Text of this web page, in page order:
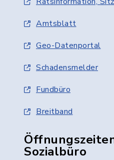
Amtsblatt
Geo-Datenportal
Schadensmelder
Fundbüro
Breitband
Sozialbüro